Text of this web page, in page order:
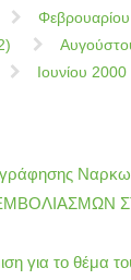
Ιουνίου
για το θέμα